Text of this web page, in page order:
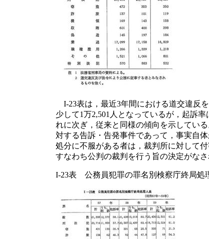
I-23表は，最近3年間における道交違反
少して1万2,501人となっているが，起訴
れに次ぎ，従来と同様の傾向を示してい
対する告訴・告発事件であって，事実自
処分に不服がある者は，裁判所に対して
すなわち公判の裁判を行う旨の決定がな
I-23表 公務員犯罪の罪名別検察庁終局処